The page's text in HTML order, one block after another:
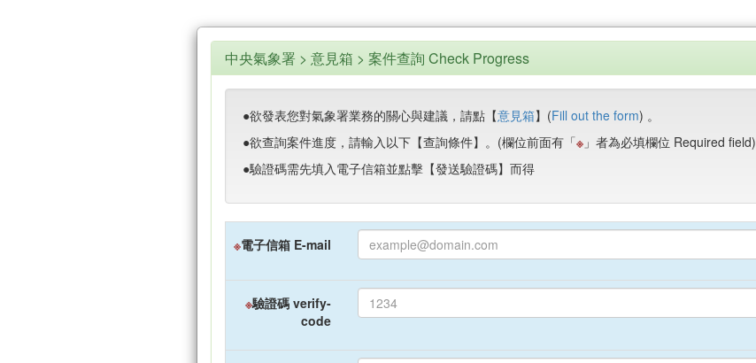
中央氣象署 > 意見箱 > 案件查詢 Check Progress
●欲發表您對氣象署業務的關心與建議，請點【意見箱】(Fill out the form) 。
●欲查詢案件進度，請輸入以下【查詢條件】。(欄位前面有「※ 」者為必填欄位 Required field)
●驗證碼需先填入電子信箱並點擊【發送驗證碼】而得
※電子信箱 E-mail
※驗證碼 verify-
code